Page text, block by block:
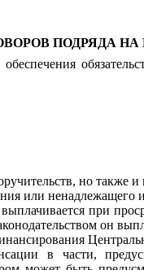
ПОДРЯДА
но также и
или ненадлежащего
при
он
в части,